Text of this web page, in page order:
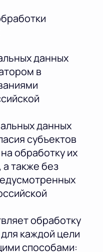
данных
в
данных
субъектов
обработку их
также без
обработку
каждой цели
способами: